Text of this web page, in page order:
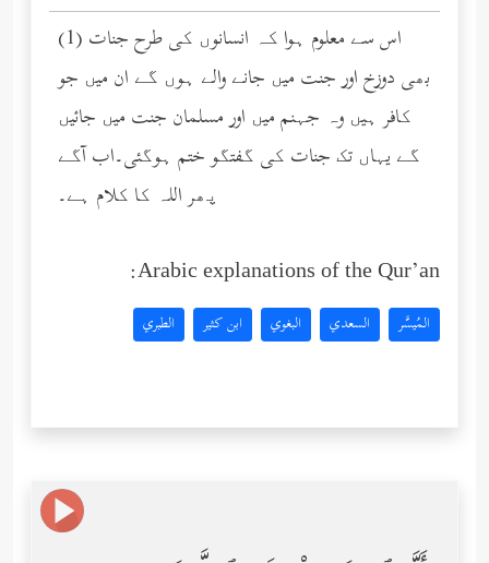
(1) اس سے معلوم ہوا کہ انسانوں کی طرح جنات
بھی دوزخ اور جنت میں جانے والے ہوں گے ان میں جو
کافر ہیں وہ جہنم میں اور مسلمان جنت میں جائیں
گے یہاں تک جنات کی گفتگو ختم ہوگئی۔اب آگے
پھر اللہ کا کلام ہے۔
Arabic explanations of the Qur’an:
المُيسَّر السعدي البغوي ابن كثير الطبري